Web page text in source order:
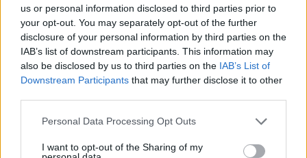
us or personal information disclosed to third parties prior to
your opt-out. You may separately opt-out of the further
disclosure of your personal information by third parties on the
IAB’s list of downstream participants. This information may
also be disclosed by us to third parties on the IAB’s List of
Downstream Participants that may further disclose it to other
Please note that this website/app uses one or more Google
not limited to your visit or usage behaviour. You may click to
Personal Data Processing Opt Outs
I want to opt-out of the Sharing of my